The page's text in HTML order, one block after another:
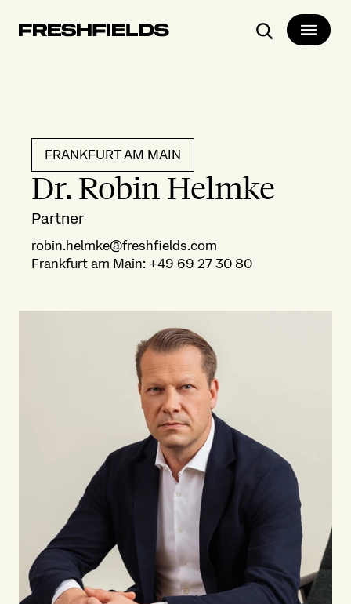
Suchen
FRANKFURT AM MAIN
Dr. Robin Helmke
Partner
robin.helmke@freshfields.com
Frankfurt am Main: +49 69 27 30 80